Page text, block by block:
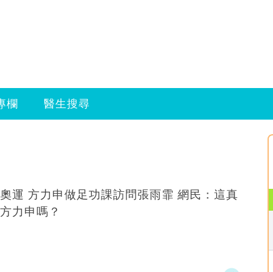
欄 醫生搜尋
運 方力申做足功課訪問張雨霏 網民：這真
力申嗎？